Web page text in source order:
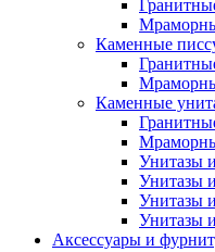
Каменные
Каменные
Унитазы
Унитазы
Унитазы
Унитазы
Аксессуары и